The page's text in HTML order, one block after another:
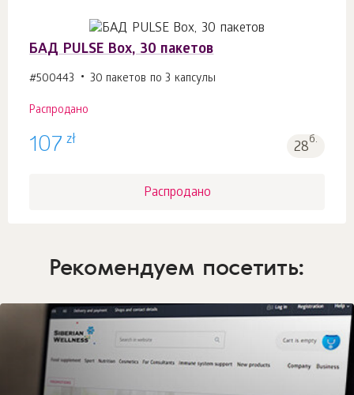
БАД PULSE Box, 30 пакетов
#500443 30 пакетов по 3 капсулы
Распродано
107 zł 28б.
Распродано
Рекомендуем посетить: